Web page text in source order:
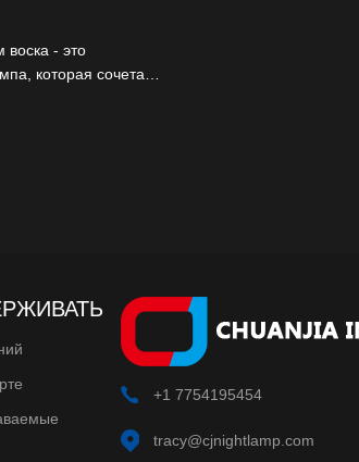
- это
которая сочетает
+1 7754195454
tracy@cjnightlamp.com